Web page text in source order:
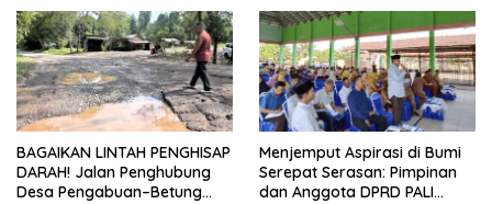
Indonesia
BAGAIKAN LINTAH PENGHISAP
DARAH! Jalan Penghubung
Desa Pengabuan–Betung
Menjemput Aspirasi di Bumi
Serepat Serasan: Pimpinan
dan Anggota DPRD PALI